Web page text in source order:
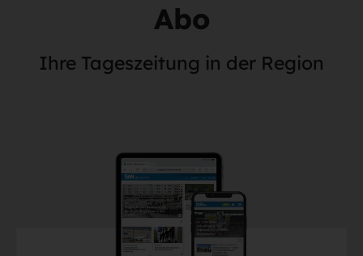
Abo
Ihre Tageszeitung in der Region